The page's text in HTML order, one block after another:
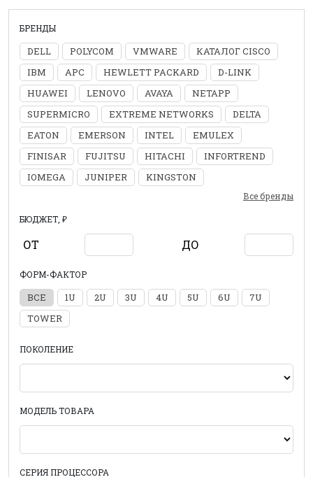
БРЕНДЫ
DELL POLYCOM VMWARE
КАТАЛОГ CISCO
IBM
APC HEWLETT PACKARD
D-LINK
HUAWEI
LENOVO AVAYA
NETAPP
SUPERMICRO
EXTREME NETWORKS
DELTA
EATON
EMERSON INTEL
EMULEX
FINISAR
FUJITSU HITACHI
INFORTREND
IOMEGA
JUNIPER KINGSTON
Все бренды
БЮДЖЕТ, ₽
ОТ ДО
ФОРМ-ФАКТОР
ВСЕ 1U 2U 3U 4U 5U 6U
7U
TOWER
ПОКОЛЕНИЕ
МОДЕЛЬ ТОВАРА
СЕРИЯ ПРОЦЕССОРА